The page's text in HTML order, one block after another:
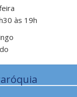
às 19h